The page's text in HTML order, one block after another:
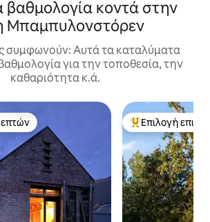
βαθμολογία κοντά στην
Μπαμπυλονστόρεν
συμφωνούν: Αυτά τα καταλύματα
για την τοποθεσία, την
καθαριότητα κ.ά.
επισκεπτών Κορυφαία
Επιλογή